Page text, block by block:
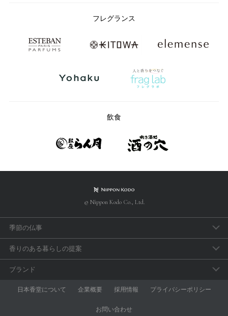
フレグランス
飲食
© Nippon Kodo Co., Ltd.
季節の仏事
春のお彼岸
母の日参り
父の日参り
香りのある暮らしの提案
アロマで手軽に「睡眠のセルフケア」
おうち時間の充実に香りを取り入れよう
ブランド
aroma vera
日本香堂について 企業概要 採用情報 プライバシーポリシー
お問い合わせ